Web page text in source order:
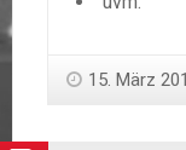
15. März